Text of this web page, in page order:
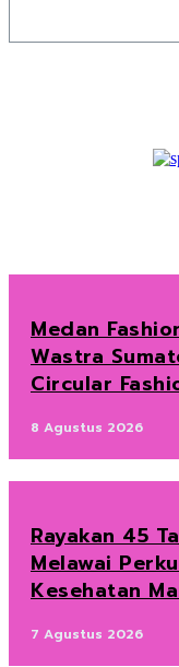
Medan
Wastra
Circular
8 Agustus 2026
Rayakan 45
Melawai
Kesehatan
7 Agustus 2026